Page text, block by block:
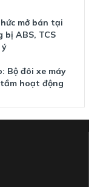
mở bán tại
bị ABS, TCS
ý
Bộ đôi xe máy
hoạt động